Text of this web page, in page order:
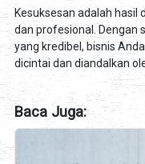
Kesuksesan adalah hasil
dan profesional. Dengan
yang kredibel, bisnis
dicintai dan diandalkan
Baca Juga: